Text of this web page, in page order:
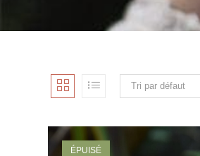
Tri par défaut
ÉPUISÉ